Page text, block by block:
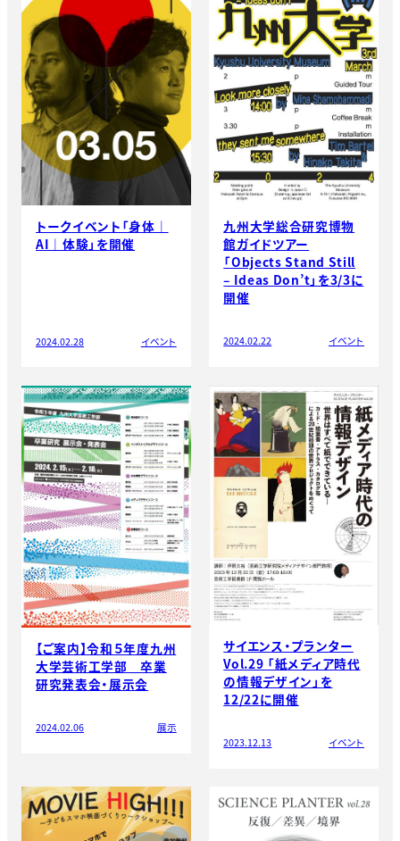
トークイベント「身体｜
AI｜体験」を開催
2024.02.28 イベント
九州大学総合研究博物
館ガイドツアー
「Objects Stand Still
– Ideas Don’t」を3/3に
開催
2024.02.22 イベント
【ご案内】令和５年度九州
大学芸術工学部 卒業
研究発表会・展示会
2024.02.06 展示
サイエンス・プランター
Vol.29 「紙メディア時代
の情報デザイン」を
12/22に開催
2023.12.13 イベント